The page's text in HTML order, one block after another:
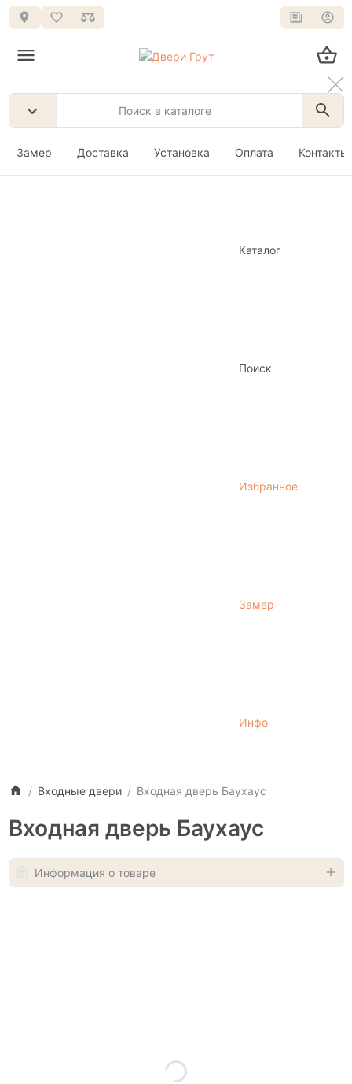
Замер Доставка Установка Оплата Контакты
Каталог
Поиск
Избранное
Замер
Инфо
Входные двери Входная дверь Баухаус
Входная дверь Баухаус
Информация о товаре